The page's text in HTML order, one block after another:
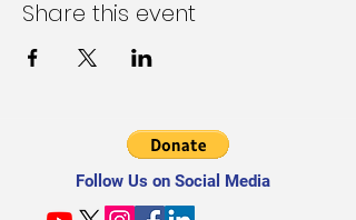
Share this event
Follow Us on Social Media